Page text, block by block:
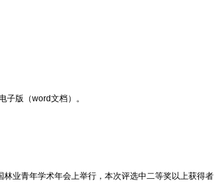
版（word文档）。
业青年学术年会上举行，本次评选中二等奖以上获得者